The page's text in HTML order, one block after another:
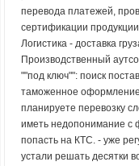
перевода платежей,
сертификации
Логистика - доставка
Производственный
""под ключ"": поиск
таможенное
планируете перевозку
иметь недопонимание с
попасть на КТС. - уже
устали решать десятки